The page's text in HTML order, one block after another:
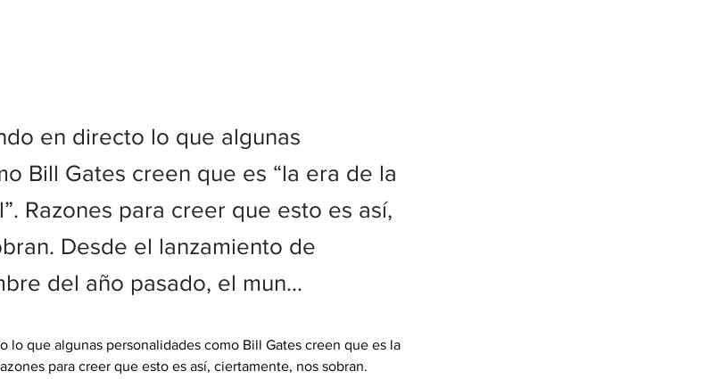
en directo lo que algunas
Bill Gates creen que es “la era de la
Razones para creer que esto es así,
Desde el lanzamiento de
del año pasado, el mun…
lo que algunas personalidades como Bill Gates creen que es la
para creer que esto es así, ciertamente, nos sobran.